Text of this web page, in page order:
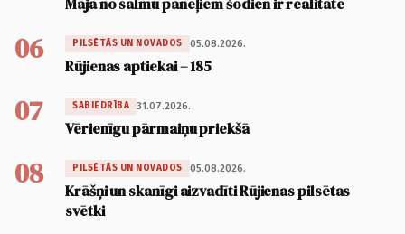
Māja no salmu paneļiem šodien ir realitāte
06 PILSĒTĀS UN NOVADOS 05.08.2026.
Rūjienas aptiekai – 185
07 SABIEDRĪBA 31.07.2026.
Vērienīgu pārmaiņu priekšā
08 PILSĒTĀS UN NOVADOS 05.08.2026.
Krāšņi un skanīgi aizvadīti Rūjienas pilsētas
svētki